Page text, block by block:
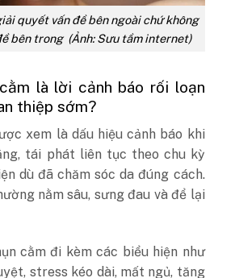
quyết vấn đề bên ngoài chứ không
bên trong (Ảnh: Sưu tầm internet)
là lời cảnh báo rối loạn
thiệp sớm?
xem là dấu hiệu cảnh báo khi
tái phát liên tục theo chu kỳ
dù đã chăm sóc da đúng cách.
nằm sâu, sưng đau và để lại
cằm đi kèm các biểu hiện như
stress kéo dài, mất ngủ, tăng